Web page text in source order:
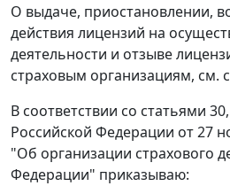
О выдаче, приостановлении,
действия лицензий на
деятельности и отзыве
страховым организациям, см.
В соответствии со статьями
Российской Федерации от 27
"Об организации страхового
Федерации" приказываю: